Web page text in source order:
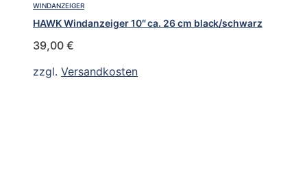
WINDANZEIGER
HAWK Windanzeiger 10″ ca. 26 cm black/schwarz
39,00 €
zzgl. Versandkosten